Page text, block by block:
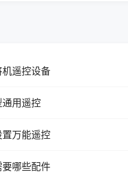
遥控设备
用遥控
万能遥控
哪些配件